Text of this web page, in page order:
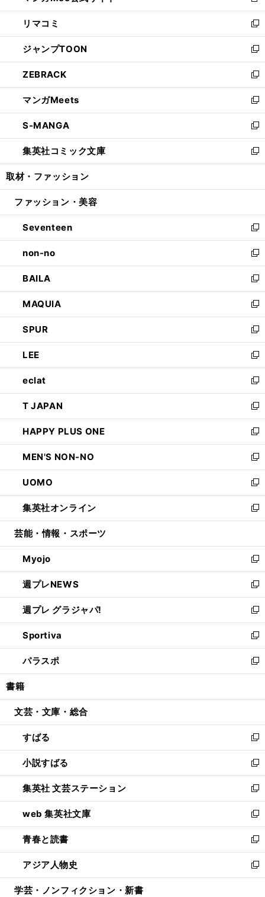
ウ
で
開
く
ン
ド
ウ
で
開
く
ウ
ィ
ン
ド
ウ
で
開
く
し
い
ウ
ィ
ン
ド
ウ
で
開
く
リマコミ
新
し
い
ウ
ィ
ン
ド
ウ
で
開
く
ジャンプTOON
新
し
い
ウ
ィ
ン
ド
ウ
で
開
ZEBRACK
新
し
い
ウ
ィ
ン
ド
ウ
開
マンガMeets
新
し
い
ウ
ィ
ン
ウ
開
く
S-MANGA
新
し
い
ウ
ン
ウ
で
開
く
集英社コミック文庫
新
し
ウ
ン
ド
ウ
で
開
く
取材・ファッション
ファッション・美容
Seventeen
新
し
い
ウ
ィ
ン
ド
ウ
で
開
く
non-no
新
し
い
ウ
ィ
ン
ド
ウ
で
開
く
BAILA
新
し
い
ウ
ィ
ン
ド
ウ
で
開
く
MAQUIA
新
し
い
ウ
ィ
ン
ド
ウ
で
開
く
SPUR
新
し
い
ウ
ィ
ン
ド
ウ
で
開
く
LEE
新
し
い
ウ
ィ
ン
ド
ウ
で
開
く
eclat
新
し
い
ウ
ィ
ン
ド
ウ
で
開
く
T JAPAN
新
し
い
ウ
ィ
ン
ド
ウ
で
開
HAPPY PLUS ONE
新
し
い
ウ
ィ
ン
ド
ウ
開
く
MEN'S NON-NO
新
し
い
ウ
ィ
ン
ウ
で
開
く
UOMO
新
し
い
ウ
ン
ド
ウ
で
開
く
集英社オンライン
新
し
ウ
ィ
ン
ド
ウ
で
開
く
芸能・情報・スポーツ
Myojo
新
し
い
ウ
ィ
ン
ド
ウ
で
開
週プレNEWS
新
し
い
ウ
ィ
ン
ド
ウ
開
週プレ グラジャパ!
新
し
い
ウ
ィ
ン
ウ
開
く
Sportiva
新
し
い
ウ
ン
ウ
で
開
く
パラスポ
新
し
ウ
ン
ド
ウ
で
開
く
書籍
文芸・文庫・総合
すばる
新
し
い
ウ
ィ
ン
ド
ウ
で
開
く
小説すばる
新
し
い
ウ
ィ
ン
ド
ウ
で
開
集英社 文芸ステーション
新
し
い
ウ
ィ
ン
ド
ウ
web 集英社文庫
新
し
い
ウ
ィ
ン
青春と読書
新
し
い
ウ
アジア人物史
新
し
学芸・ノンフィクション・新書